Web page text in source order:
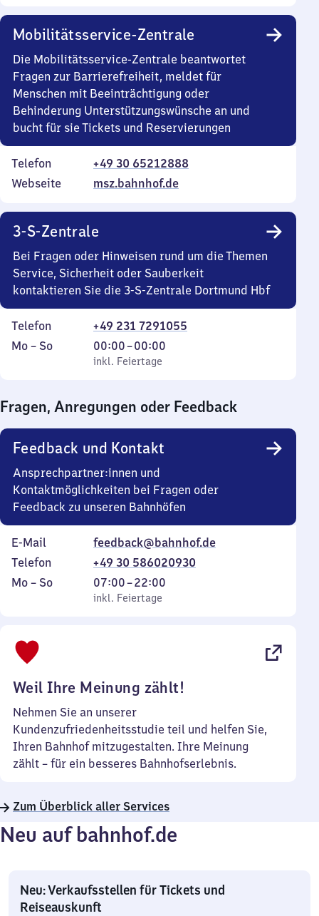
Mobilitätsservice-Zentrale
Die Mobilitätsservice-Zentrale beantwortet
Fragen zur Barrierefreiheit, meldet für
Menschen mit Beeinträchtigung oder
Behinderung Unterstützungswünsche an und
bucht für sie Tickets und Reservierungen
Telefon
+49 30 65212888
Webseite
msz.bahnhof.de
3-S-Zentrale
Bei Fragen oder Hinweisen rund um die Themen
Service, Sicherheit oder Sauberkeit
kontaktieren Sie die 3-S-Zentrale Dortmund Hbf
Telefon
+49 231 7291055
Montag
Mo – So,
inkl. Feiertage
00:00–00:00
Von
0
0
Uhr
inkl. Feiertage
Fragen, Anregungen oder Feedback
Feedback und Kontakt
Ansprechpartner:innen und
Kontaktmöglichkeiten bei Fragen oder
Feedback zu unseren Bahnhöfen
E-Mail
feedback@bahnhof.de
Telefon
+49 30 586020930
Montag
Mo – So,
inkl. Feiertage
07:00–22:00
Von
7
inkl. Feiertage
Weil Ihre Meinung zählt!
Nehmen Sie an unserer
Kundenzufriedenheitsstudie teil und helfen Sie,
Ihren Bahnhof mitzugestalten. Ihre Meinung
zählt – für ein besseres Bahnhofserlebnis.
Zum Überblick aller Services
Neu auf bahnhof.de
Neu: Verkaufsstellen für Tickets und
Reiseauskunft